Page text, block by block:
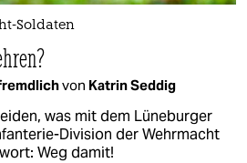
Soldaten
von Katrin Seddig
was mit dem Lüneburger
Division der Wehrmacht
Weg damit!